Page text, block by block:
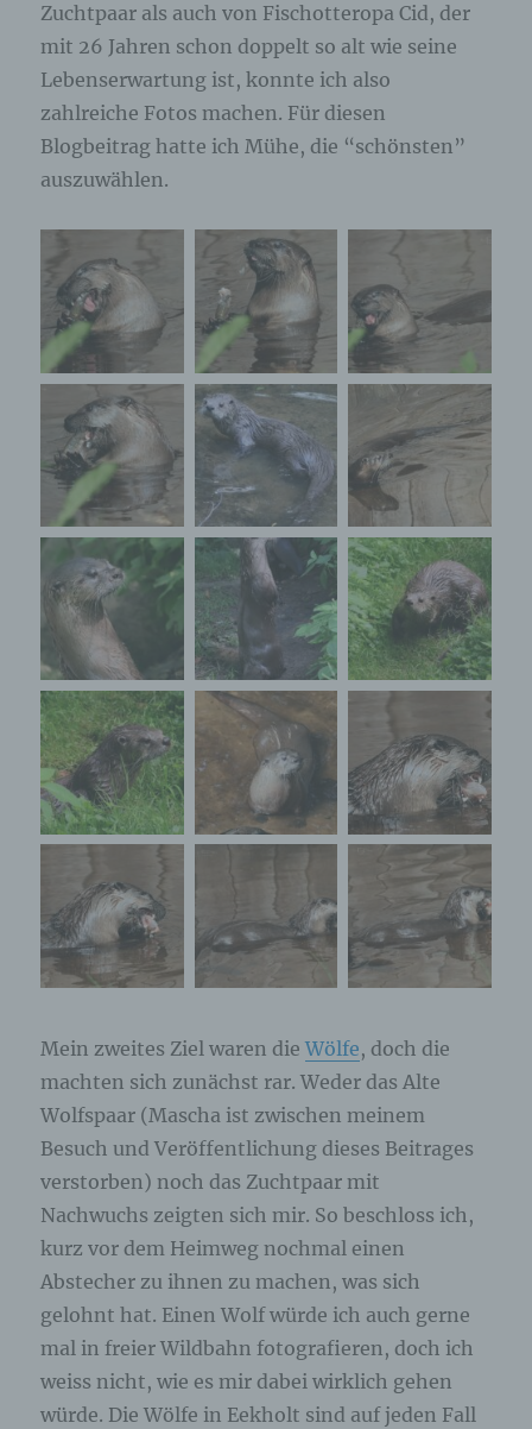
Zuchtpaar als auch von Fischotteropa Cid, der
mit 26 Jahren schon doppelt so alt wie seine
Lebenserwartung ist, konnte ich also
zahlreiche Fotos machen. Für diesen
Blogbeitrag hatte ich Mühe, die “schönsten”
auszuwählen.
Mein zweites Ziel waren dieWölfe, doch die
machten sich zunächst rar. Weder das Alte
Wolfspaar (Mascha ist zwischen meinem
Besuch und Veröffentlichung dieses Beitrages
verstorben) noch das Zuchtpaar mit
Nachwuchs zeigten sich mir. So beschloss ich,
kurz vor dem Heimweg nochmal einen
Abstecher zu ihnen zu machen, was sich
gelohnt hat. Einen Wolf würde ich auch gerne
mal in freier Wildbahn fotografieren, doch ich
weiss nicht, wie es mir dabei wirklich gehen
würde. Die Wölfe in Eekholt sind auf jeden Fall